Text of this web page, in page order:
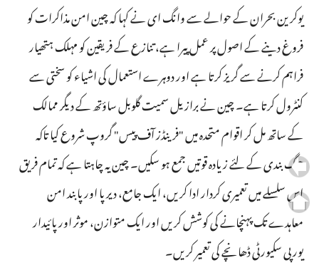
یوکرین بحران کے حوالے سے وانگ ای نے کہا کہ چین امن مذاکرات کو
فروغ دینے کے اصول پر عمل پیرا ہے، تنازع کے فریقین کو مہلک ہتھیار
فراہم کرنے سے گریز کرتا ہے اور دوہرے استعمال کی اشیاء کو سختی سے
کنٹرول کرتا ہے۔ چین نے برازیل سمیت گلوبل ساؤتھ کے دیگر ممالک
کے ساتھ مل کر اقوام متحدہ میں "فرینڈز آف پیس" گروپ شروع کیا تاکہ
جنگ بندی کے لئے زیادہ قوتیں جمع ہو سکیں۔ چین یہ چاہتا ہے کہ تمام فریق
اس سلسلے میں تعمیری کردار ادا کریں، ایک جامع، دیرپا اور پابند امن
معاہدے تک پہنچانے کی کوشش کریں اور ایک متوازن، موثر اور پائیدار
یورپی سکیورٹی ڈھانچے کی تعمیر کریں۔